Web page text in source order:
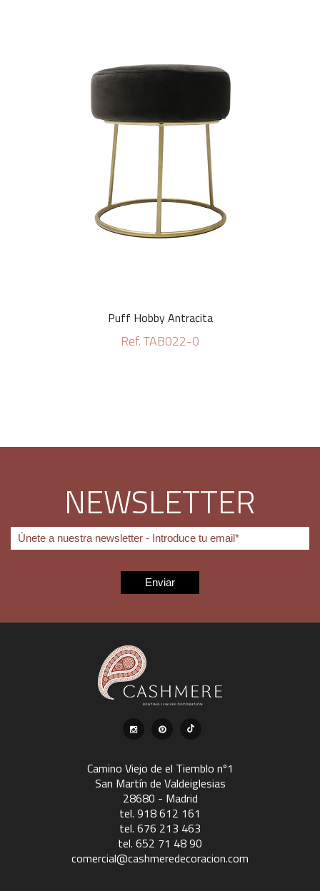
Puff Hobby Antracita
Ref. TAB022-0
NEWSLETTER
Camino Viejo de el Tiemblo nº1
San Martín de Valdeiglesias
28680 - Madrid
tel. 918 612 161
tel. 676 213 463
tel. 652 71 48 90
comercial@cashmeredecoracion.com